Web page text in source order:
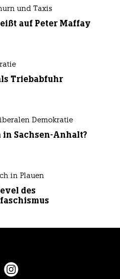
und Taxis
auf Peter Maffay
Triebabfuhr
Demokratie
in Sachsen-Anhalt?
in Plauen
des